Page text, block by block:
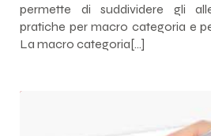
permette di suddividere gli
pratiche per macro categoria e
La macro categoria[…]